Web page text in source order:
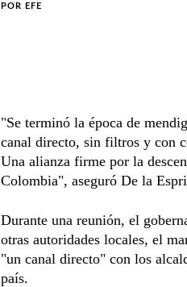
POR EFE
"Se terminó la época de
canal directo, sin filtros y con
Una alianza firme por la
Colombia", aseguró De la
Durante una reunión, el
otras autoridades locales, el
"un canal directo" con los
país.